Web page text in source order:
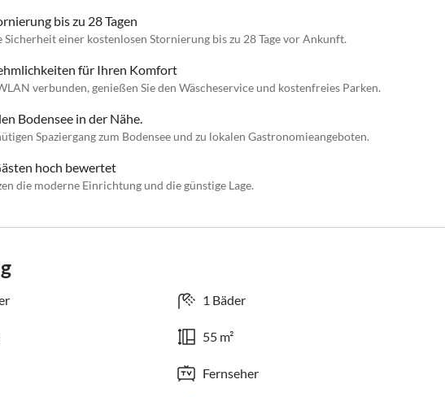
bis zu 28 Tagen
Sicherheit einer kostenlosen Stornierung bis zu 28 Tage vor Ankunft.
für Ihren Komfort
verbunden, genießen Sie den Wäscheservice und kostenfreies Parken.
Bodensee in der Nähe.
Spaziergang zum Bodensee und zu lokalen Gastronomieangeboten.
hoch bewertet
die moderne Einrichtung und die günstige Lage.
1 Bäder
55 m²
Fernseher